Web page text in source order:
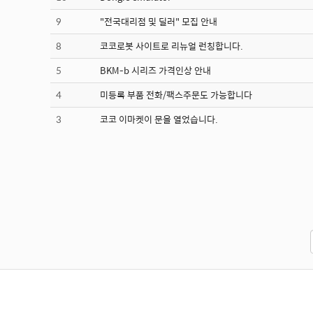
9
"전국대리점 및 딜러" 모집 안내
8
코코로봇 사이트로 리뉴얼 런칭합니다.
5
BKM-b 시리즈 가격인상 안내
4
미등록 부품 전화/팩스주문도 가능합니다
3
코코 이마켓이 문을 열었습니다.